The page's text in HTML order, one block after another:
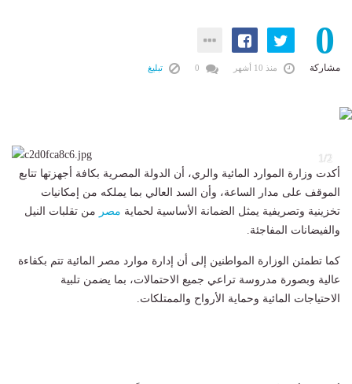
0
مشاركة منذ 10 أشهر تبليغ
1/2
أكدت وزارة الموارد المائية والري، أن الدولة المصرية بكافة أجهزتها تتابع
الموقف على مدار الساعة، وأن السد العالي بما يملكه من إمكانيات
تخزينية وتصريفية يمثل الضمانة الأساسية لحماية مصر من تقلبات النيل
والفيضانات المفاجئة.
كما تطمئن الوزارة المواطنين إلى أن إدارة موارد مصر المائية تتم بكفاءة
عالية وبصورة مدروسة تراعي جميع الاحتمالات، بما يضمن تلبية
الاحتياجات المائية وحماية الأرواح والممتلكات.